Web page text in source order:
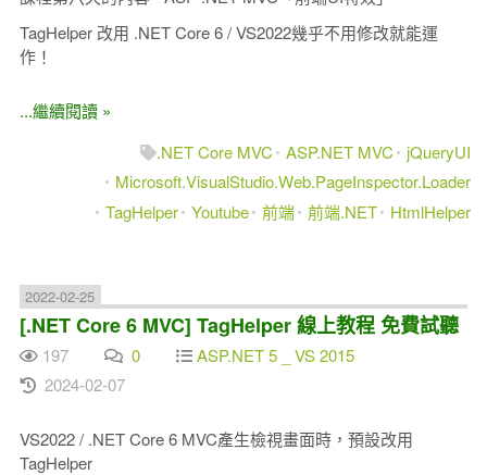
TagHelper 改用 .NET Core 6 / VS2022幾乎不用修改就能運
作！
...繼續閱讀 »
.NET Core MVC
ASP.NET MVC
jQueryUI
Microsoft.VisualStudio.Web.PageInspector.Loader
TagHelper Youtube 前端 前端.NET HtmlHelper
2022-02-25
[.NET Core 6 MVC] TagHelper 線上教程 免費試聽
197 0
ASP.NET 5 _ VS 2015
2024-02-07
VS2022 / .NET Core 6 MVC產生檢視畫面時，預設改用
TagHelper